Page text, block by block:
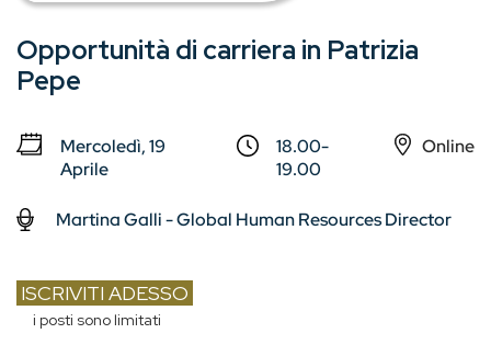
Opportunità di carriera in Patrizia
Pepe
Mercoledì, 19
Aprile
18.00-
19.00
Online
Martina Galli - Global Human Resources Director
ISCRIVITI ADESSO
i posti sono limitati